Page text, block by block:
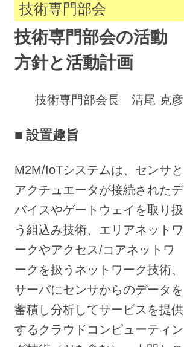
キ
ッ
プ
技術専門部会
技術専門部会の活動
方針と活動計画
技術専門部会長 清尾 克彦
■ 設置趣旨
M2M/IoTシステムは、センサと
アクチュエータが接続されたデ
バイスやゲートウェイを取り扱
う組込み技術、エリアネットワ
ークやアクセス/コアネットワ
ークを扱うネットワーク技術、
サーバにセンサからのデータを
蓄積し分析してサービスを提供
するクラウドコンピューティン